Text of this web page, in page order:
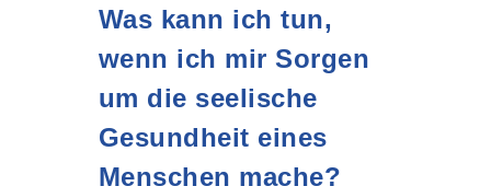
Was kann ich tun,
wenn ich mir Sorgen
um die seelische
Gesundheit eines
Menschen mache?